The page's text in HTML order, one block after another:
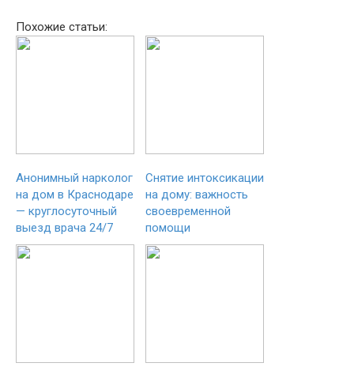
Похожие статьи:
Анонимный нарколог
на дом в Краснодаре
— круглосуточный
выезд врача 24/7
Снятие интоксикации
на дому: важность
своевременной
помощи